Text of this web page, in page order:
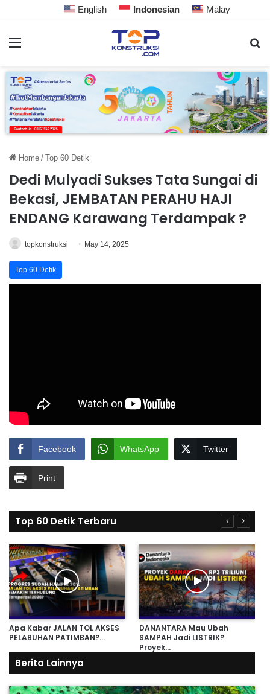
English Indonesian Malay
Home / Top 60 Detik
Dedi Mulyadi Sukses Tata Sungai di
Bekasi, JEMBATAN PERAHU HAJI
ENDANG Karawang Terdampak ?
topkonstruksi May 14, 2025
Top 60 Detik
Facebook WhatsApp Twitter
Print
Top 60 Detik Terbaru
Apa Kabar JALAN TOL AKSES
PELABUHAN PATIMBAN?…
DANANTARA Mau Ubah
SAMPAH Jadi LISTRIK?
Proyek…
Berita Lainnya